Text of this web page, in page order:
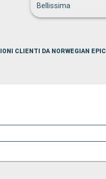
Bellissima
CLIENTI DA NORWEGIAN EPIC